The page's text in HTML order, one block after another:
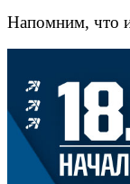
Напомним, что